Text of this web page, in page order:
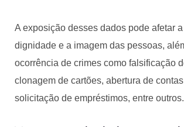
A exposição desses dados pode afetar
dignidade e a imagem das pessoas,
ocorrência de crimes como falsificação
clonagem de cartões, abertura de
solicitação de empréstimos, entre outros.